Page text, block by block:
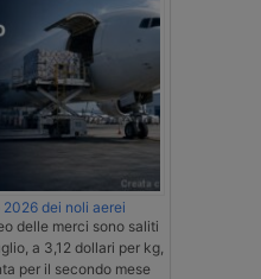
dei noli aerei
delle merci sono saliti
a 3,12 dollari per kg,
per il secondo mese